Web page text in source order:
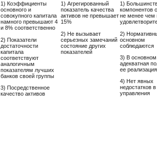
1) Коэффициенты
основного и
совокупного капитала
намного превышают 4
и 8% соответственно
2) Показатели
достаточности
капитала
соответствуют
аналогичным
показателям лучших
банков своей группы
3) Посредственное
качество активов
1) Агрегированный
показатель качества
активов не превышает
15%
2) Не вызывает
серьезных замечаний
состояние других
показателей
1)
компонентов
не менее чем
2)
основном
соблюдаются
3) В основном
адекватная
ее реализация
4) Нет явных
недостатков
управления